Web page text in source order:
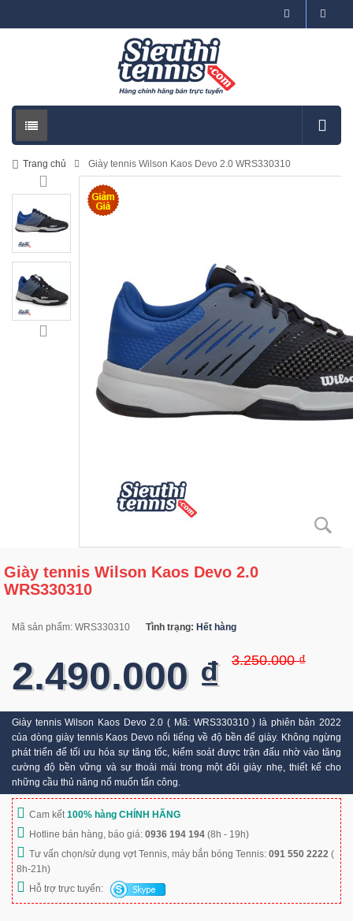
Trang chủ Giày tennis Wilson Kaos Devo 2.0 WRS330310
Giày tennis Wilson Kaos Devo 2.0
WRS330310
Mã sản phẩm: WRS330310 Tình trạng: Hết hàng
3.250.000 ₫
2.490.000 ₫
Giày tennis Wilson Kaos Devo 2.0 ( Mã: WRS330310 ) là phiên bản 2022
của dòng giày tennis Kaos Devo nổi tiếng về độ bền đế giày. Không ngừng
phát triển để tối ưu hóa sự tăng tốc, kiểm soát được trận đấu nhờ vào tăng
cường độ bền vững và sự thoải mái trong một đôi giày nhẹ, thiết kế cho
những cầu thủ năng nổ muốn tấn công.
Cam kết100% hàng CHÍNH HÃNG
Hotline bán hàng, báo giá: 0936 194 194 (8h - 19h)
Tư vấn chọn/sử dụng vợt Tennis, máy bắn bóng Tennis: 091 550 2222 (
8h-21h)
Hỗ trợ trực tuyến: